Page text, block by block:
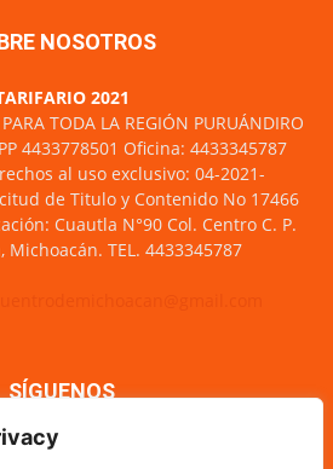
NOSOTROS
2021
TODA LA REGIÓN PURUÁNDIRO
4433778501 Oficina: 4433345787
al uso exclusivo: 04-2021-
de Titulo y Contenido No 17466
Cuautla N°90 Col. Centro C. P.
Michoacán. TEL. 4433345787
SÍGUENOS